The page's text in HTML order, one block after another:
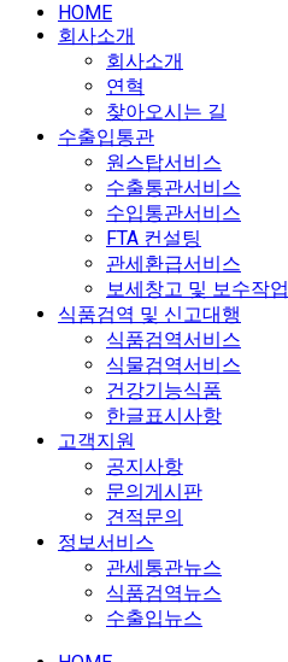
HOME
회사소개
회사소개
연혁
찾아오시는 길
수출입통관
원스탑서비스
수출통관서비스
수입통관서비스
FTA 컨설팅
관세환급서비스
보세창고 및 보수작업
식품검역 및 신고대행
식품검역서비스
식물검역서비스
건강기능식품
한글표시사항
고객지원
공지사항
문의게시판
견적문의
정보서비스
관세통관뉴스
식품검역뉴스
수출입뉴스